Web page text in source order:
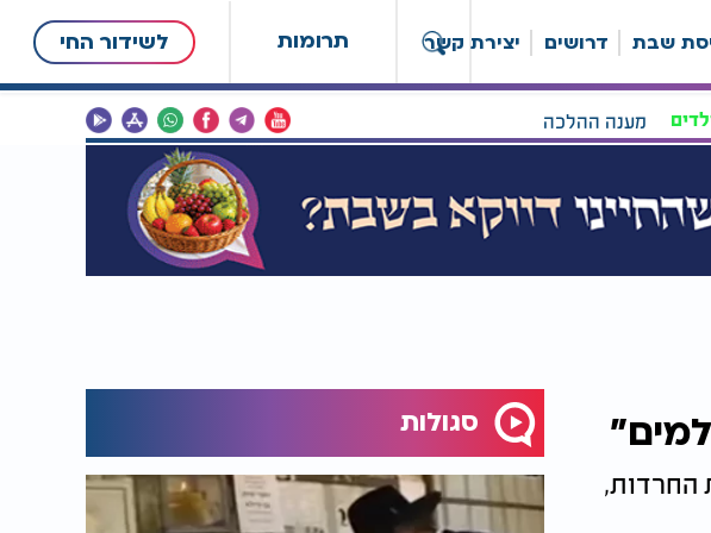
תרומות לשידור החי שבת דרושים יצירת קשר
מענה ההלכה
את החרדות,
סגולות